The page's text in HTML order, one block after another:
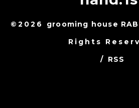
©2026 grooming house
Rights
/ RSS